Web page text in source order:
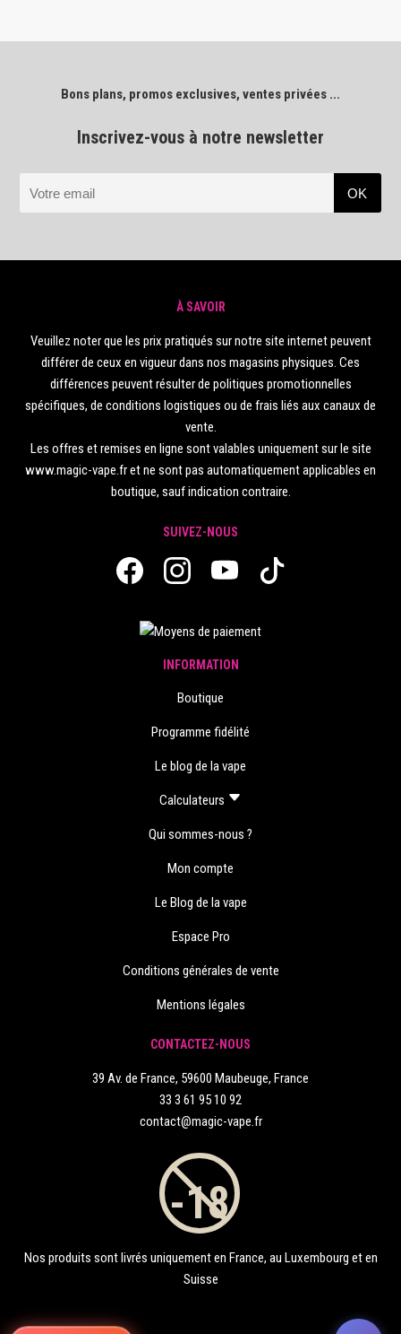
Bons plans, promos exclusives, ventes privées ...
Inscrivez-vous à notre newsletter
À SAVOIR
Veuillez noter que les prix pratiqués sur notre site internet peuvent
différer de ceux en vigueur dans nos magasins physiques. Ces
différences peuvent résulter de politiques promotionnelles
spécifiques, de conditions logistiques ou de frais liés aux canaux de
vente.
Les offres et remises en ligne sont valables uniquement sur le site
www.magic-vape.fr et ne sont pas automatiquement applicables en
boutique, sauf indication contraire.
SUIVEZ-NOUS
INFORMATION
Boutique
Programme fidélité
Le blog de la vape
Calculateurs
Qui sommes-nous ?
Mon compte
Le Blog de la vape
Espace Pro
Conditions générales de vente
Mentions légales
CONTACTEZ-NOUS
39 Av. de France, 59600 Maubeuge, France
33 3 61 95 10 92
contact@magic-vape.fr
Nos produits sont livrés uniquement en France, au Luxembourg et en
Suisse